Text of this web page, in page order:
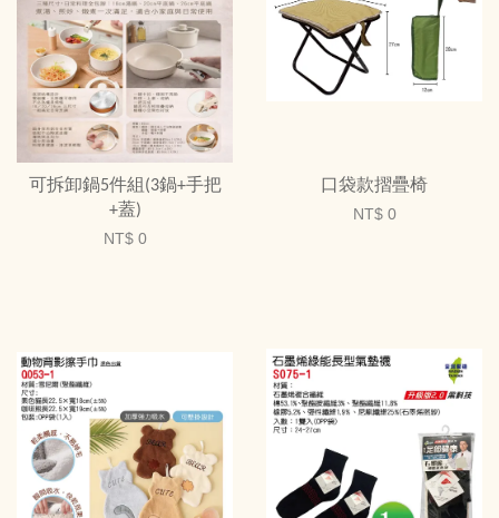
可拆卸鍋5件組(3鍋+手把
+蓋)
NT$ 0
口袋款摺疊椅
NT$ 0